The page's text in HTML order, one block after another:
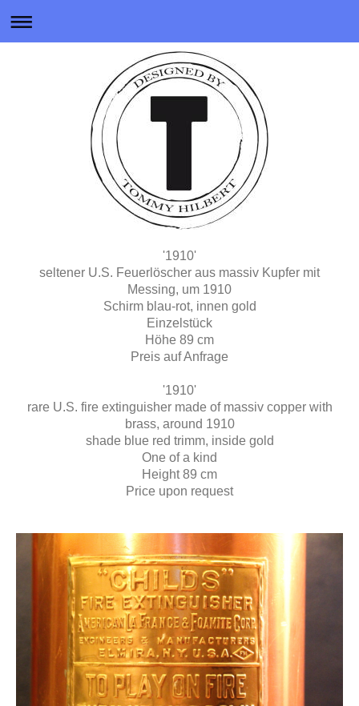
'1910'
seltener U.S. Feuerlöscher aus massiv Kupfer mit
Messing, um 1910
Schirm blau-rot, innen gold
Einzelstück
Höhe 89 cm
Preis auf Anfrage
'1910'
rare U.S. fire extinguisher made of massiv copper with
brass, around 1910
shade blue red trimm, inside gold
One of a kind
Height 89 cm
Price upon request